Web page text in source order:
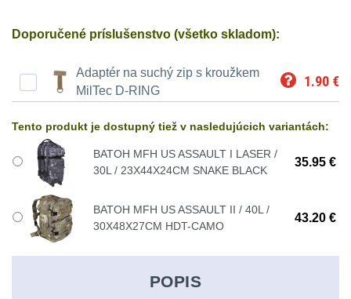
Li-
Ion
baterie
Svítilny
pro
tašky
Přepravne
tašky
na
zbraně
Hydratační
vaky
vzdálenost
Monokuláry
Príslušenstvo
pre
optiku
Lucerny a kempingové
Potápačské svetlá2
Kapesní svítilny
Policejní svítilny4
Doporučené príslušenstvo (všetko skladom):
Adaptér na suchý zip s kroužkem
MilTec D-RING
1.90 €
Tento produkt je dostupný tiež v nasledujúcich variantách:
BATOH MFH US ASSAULT I LASER /
30L / 23X44X24CM SNAKE BLACK
35.95 €
BATOH MFH US ASSAULT II / 40L /
30X48X27CM HDT-CAMO
43.20 €
POPIS